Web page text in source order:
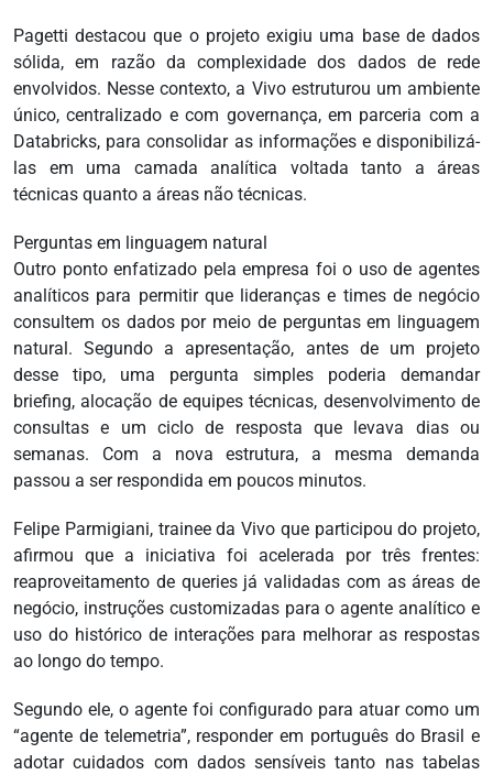
Pagetti destacou que o projeto exigiu uma base de dados
sólida, em razão da complexidade dos dados de rede
envolvidos. Nesse contexto, a Vivo estruturou um ambiente
único, centralizado e com governança, em parceria com a
Databricks, para consolidar as informações e disponibilizá-
las em uma camada analítica voltada tanto a áreas
técnicas quanto a áreas não técnicas.
Perguntas em linguagem natural
Outro ponto enfatizado pela empresa foi o uso de agentes
analíticos para permitir que lideranças e times de negócio
consultem os dados por meio de perguntas em linguagem
natural. Segundo a apresentação, antes de um projeto
desse tipo, uma pergunta simples poderia demandar
briefing, alocação de equipes técnicas, desenvolvimento de
consultas e um ciclo de resposta que levava dias ou
semanas. Com a nova estrutura, a mesma demanda
passou a ser respondida em poucos minutos.
Felipe Parmigiani, trainee da Vivo que participou do projeto,
afirmou que a iniciativa foi acelerada por três frentes:
reaproveitamento de queries já validadas com as áreas de
negócio, instruções customizadas para o agente analítico e
uso do histórico de interações para melhorar as respostas
ao longo do tempo.
Segundo ele, o agente foi configurado para atuar como um
“agente de telemetria”, responder em português do Brasil e
adotar cuidados com dados sensíveis tanto nas tabelas